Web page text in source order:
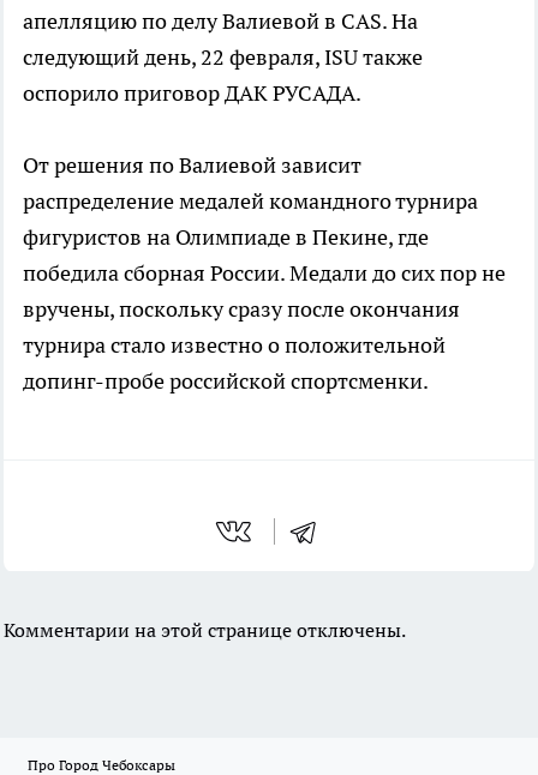
апелляцию по делу Валиевой в CAS. На
следующий день, 22 февраля, ISU также
оспорило приговор ДАК РУСАДА.
От решения по Валиевой зависит
распределение медалей командного турнира
фигуристов на Олимпиаде в Пекине, где
победила сборная России. Медали до сих пор не
вручены, поскольку сразу после окончания
турнира стало известно о положительной
допинг-пробе российской спортсменки.
Комментарии на этой странице отключены.
Про Город Чебоксары